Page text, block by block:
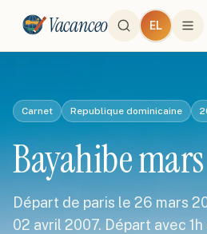
Vacanceo EL
Carnet Republique dominicaine
Bayahibe mars
Départ de paris le 26 mars
02 avril 2007. Départ avec